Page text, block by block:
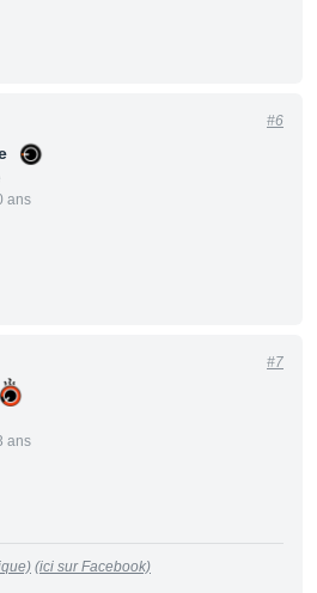
ans
#6
ans
#7
(ici sur Facebook)